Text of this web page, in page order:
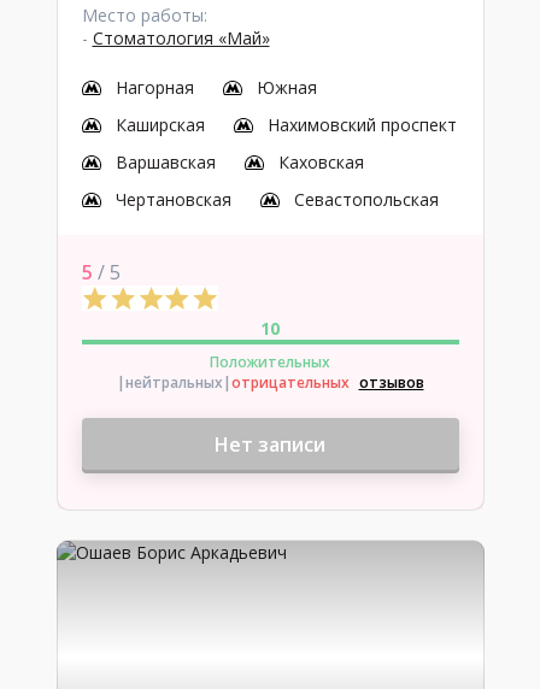
Место работы:
- Стоматология «Май»
Нагорная
Южная
Каширская
Нахимовский проспект
Варшавская
Каховская
Чертановская
Севастопольская
5 / 5
10
Положительных
|нейтральных|отрицательных отзывов
Нет записи